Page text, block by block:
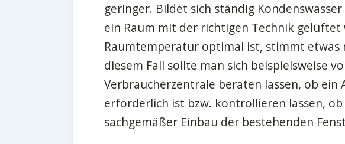
geringer. Bildet sich ständig
ein Raum mit der richtigen Technik gelüftet
Raumtemperatur optimal ist, stimmt etwas
diesem Fall sollte man sich beispielsweise
Verbraucherzentrale beraten lassen, ob ein
erforderlich ist bzw. kontrollieren lassen,
sachgemäßer Einbau der bestehenden